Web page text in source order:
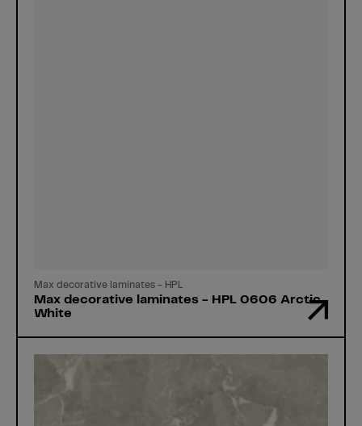
Max decorative laminates - HPL
Max decorative laminates - HPL 0606 Arctic
White